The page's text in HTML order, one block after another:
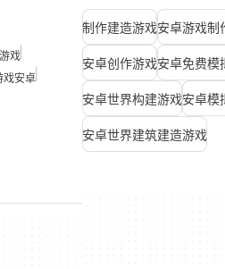
戏
戏安卓
制作建造游戏安卓游戏制
安卓创作游戏安卓免费模
安卓世界构建游戏安卓模
安卓世界建筑建造游戏